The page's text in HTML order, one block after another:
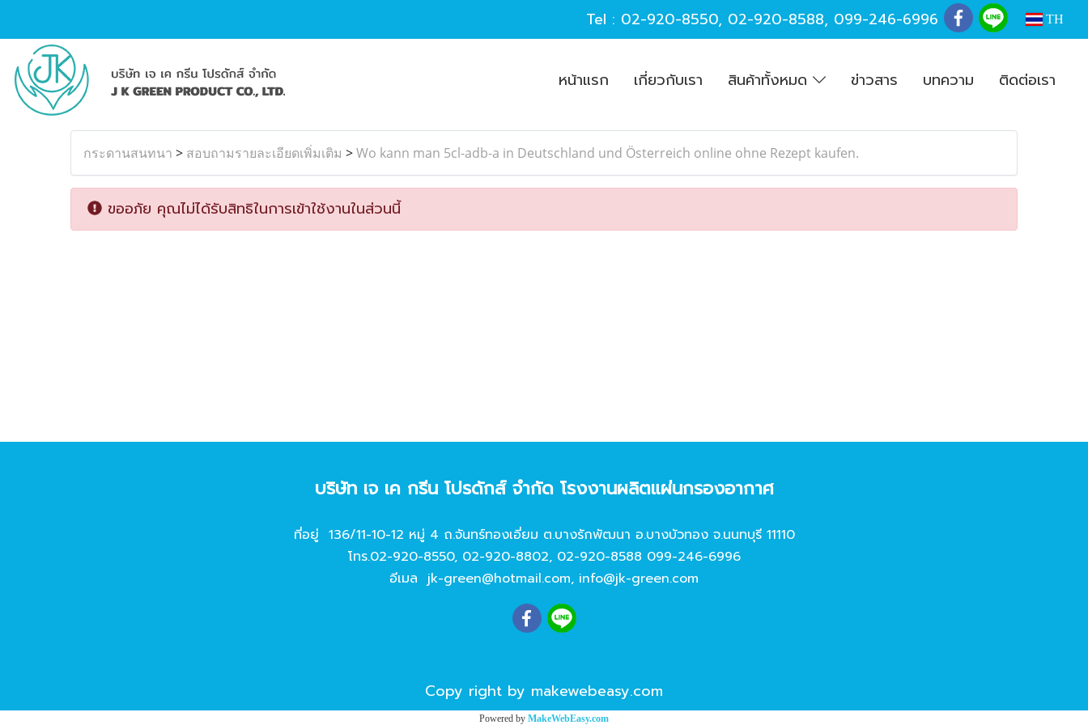
Tel : 02-920-8550, 02-920-8588, 099-246-6996 TH
หน้าแรก เกี่ยวกับเรา สินค้าทั้งหมด ข่าวสาร บทความ ติดต่อเรา
กระดานสนทนา > สอบถามรายละเอียดเพิ่มเติม >Wo kann man 5cl-adb-a in Deutschland und Österreich online ohne Rezept kaufen.
ขออภัย คุณไม่ได้รับสิทธิในการเข้าใช้งานในส่วนนี้
บริษัท เจ เค กรีน โปรดักส์ จํากัด โรงงานผลิตแผ่นกรองอากาศ
ที่อยู่ 136/11-10-12 หมู่ 4 ถ.จันทร์ทองเอี่ยม ต.บางรักพัฒนา อ.บางบัวทอง จ.นนทบุรี 11110
โทร.02-920-8550, 02-920-8802, 02-920-8588 099-246-6996
อีเมล jk-green@hotmail.com, info@jk-green.com
Copy right by makewebeasy.com
Powered by MakeWebEasy.com